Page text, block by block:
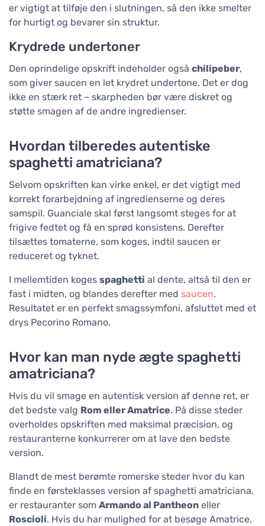
er vigtigt at tilføje den i slutningen, så den ikke smelter
for hurtigt og bevarer sin struktur.
Krydrede undertoner
Den oprindelige opskrift indeholder også chilipeber,
som giver saucen en let krydret undertone. Det er dog
ikke en stærk ret – skarpheden bør være diskret og
støtte smagen af de andre ingredienser.
Hvordan tilberedes autentiske
spaghetti amatriciana?
Selvom opskriften kan virke enkel, er det vigtigt med
korrekt forarbejdning af ingredienserne og deres
samspil. Guanciale skal først langsomt steges for at
frigive fedtet og få en sprød konsistens. Derefter
tilsættes tomaterne, som koges, indtil saucen er
reduceret og tyknet.
I mellemtiden koges spaghetti al dente, altså til den er
fast i midten, og blandes derefter med saucen.
Resultatet er en perfekt smagssymfoni, afsluttet med et
drys Pecorino Romano.
Hvor kan man nyde ægte spaghetti
amatriciana?
Hvis du vil smage en autentisk version af denne ret, er
det bedste valg Rom eller Amatrice. På disse steder
overholdes opskriften med maksimal præcision, og
restauranterne konkurrerer om at lave den bedste
version.
Blandt de mest berømte romerske steder hvor du kan
finde en førsteklasses version af spaghetti amatriciana,
er restauranter som Armando al Pantheon eller
Roscioli. Hvis du har mulighed for at besøge Amatrice,